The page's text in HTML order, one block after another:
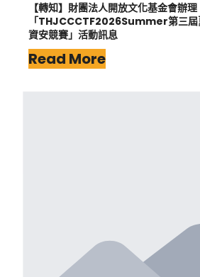
【轉知】財團法人開放文化基金會辦理
「THJCCCTF2026Summer第三屆
資安競賽」活動訊息
Read More